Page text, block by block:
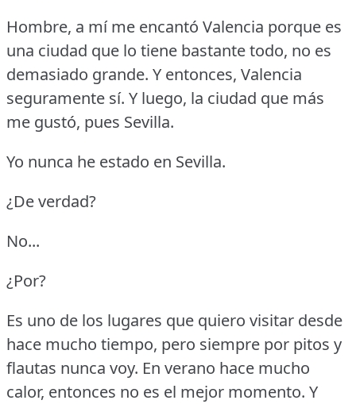
Hombre, a mí me encantó Valencia porque es
una ciudad que lo tiene bastante todo, no es
demasiado grande. Y entonces, Valencia
seguramente sí. Y luego, la ciudad que más
me gustó, pues Sevilla.
Yo nunca he estado en Sevilla.
¿De verdad?
No...
¿Por?
Es uno de los lugares que quiero visitar desde
hace mucho tiempo, pero siempre por pitos y
flautas nunca voy. En verano hace mucho
calor, entonces no es el mejor momento. Y